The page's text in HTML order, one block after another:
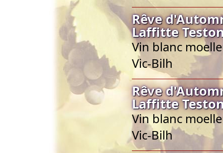
Rêve
Laffitte
Vin blanc
Vic-Bilh
Rêve
Laffitte
Vin blanc
Vic-Bilh